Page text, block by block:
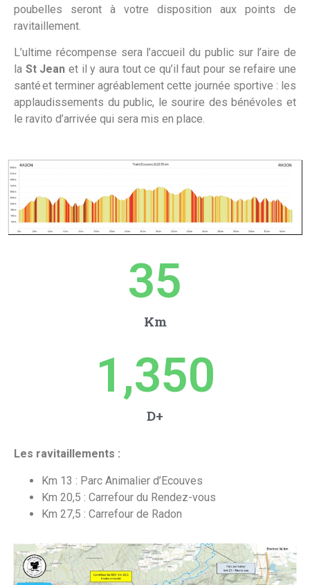
poubelles seront à votre disposition aux points de
ravitaillement.
L’ultime récompense sera l’accueil du public sur l’aire de
la St Jean et il y aura tout ce qu’il faut pour se refaire une
santé et terminer agréablement cette journée sportive : les
applaudissements du public, le sourire des bénévoles et
le ravito d’arrivée qui sera mis en place.
Km
35
D+
1,350
Les ravitaillements :
Km 13 : Parc Animalier d’Ecouves
Km 20,5 : Carrefour du Rendez-vous
Km 27,5 : Carrefour de Radon